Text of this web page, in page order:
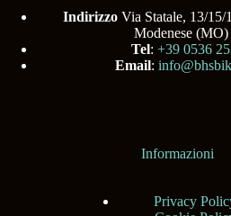
Indirizzo Via Statale, 13/
Modenese
Tel:+39 0536
Email:
Informazioni
Privacy